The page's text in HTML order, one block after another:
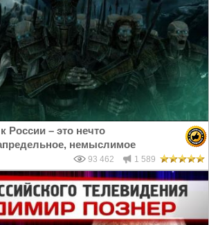
России – это нечто
немыслимое
93 462 1 589